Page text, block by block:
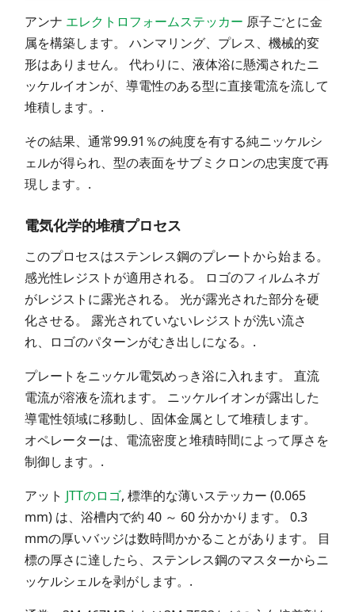
アンナ エレクトロフォームステッカー 原子ごとに金
属を構築します。 ハンマリング、プレス、機械的変
形はありません。 代わりに、液体浴に懸濁されたニ
ッケルイオンが、導電性のある型に直接電流を流して
堆積します。.
その結果、通常99.91％の純度を有する純ニッケルシ
ェルが得られ、型の表面をサブミクロンの忠実度で再
現します。.
電気化学的堆積プロセス
このプロセスはステンレス鋼のプレートから始まる。
感光性レジストが適用される。 ロゴのフィルムネガ
がレジストに露光される。 光が露光された部分を硬
化させる。 露光されていないレジストが洗い流さ
れ、ロゴのパターンがむき出しになる。.
プレートをニッケル電気めっき浴に入れます。 直流
電流が溶液を流れます。 ニッケルイオンが露出した
導電性領域に移動し、固体金属として堆積します。
オペレーターは、電流密度と堆積時間によって厚さを
制御します。.
アット JTTのロゴ, 標準的な薄いステッカー (0.065
mm) は、浴槽内で約 40 ～ 60 分かかります。 0.3
mmの厚いバッジは数時間かかることがあります。 目
標の厚さに達したら、ステンレス鋼のマスターからニ
ッケルシェルを剥がします。.